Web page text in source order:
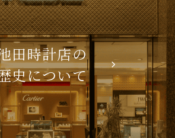
田時計店の
史について